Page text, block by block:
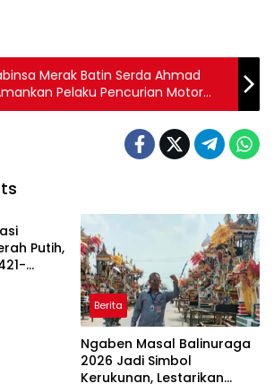
Merak Batin Serda Ahmad
Pelaku Pencurian Motor
Massa
Putih,
Berita
Ngaben Masal Balinuraga
2026 Jadi Simbol
Kerukunan, Lestarikan
Berita